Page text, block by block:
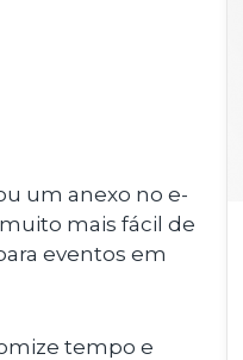
um anexo no e-
mais fácil de
eventos em
tempo e